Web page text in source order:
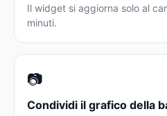
Il widget si aggiorna solo al
minuti.
📷
Condividi il grafico della